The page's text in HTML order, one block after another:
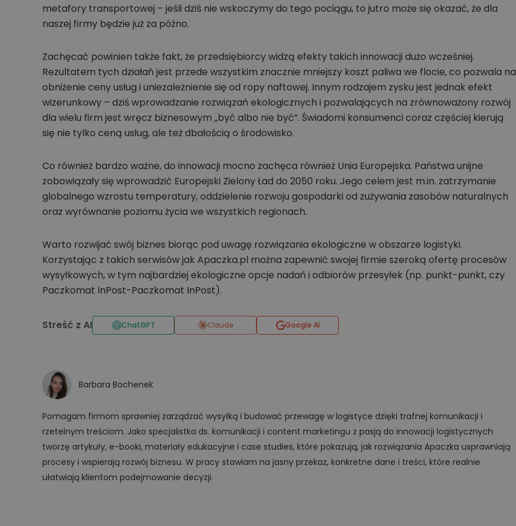
metafory transportowej – jeśli dziś nie wskoczymy do tego pociągu, to jutro może się okazać, że dla
naszej firmy będzie już za późno.
Zachęcać powinien także fakt, że przedsiębiorcy widzą efekty takich innowacji dużo wcześniej.
Rezultatem tych działań jest przede wszystkim znacznie mniejszy koszt paliwa we flocie, co pozwala na
obniżenie ceny usług i uniezależnienie się od ropy naftowej. Innym rodzajem zysku jest jednak efekt
wizerunkowy – dziś wprowadzanie rozwiązań ekologicznych i pozwalających na zrównoważony rozwój
dla wielu firm jest wręcz biznesowym „być albo nie być”. Świadomi konsumenci coraz częściej kierują
się nie tylko ceną usług, ale też dbałością o środowisko.
Co również bardzo ważne, do innowacji mocno zachęca również Unia Europejska. Państwa unijne
zobowiązały się wprowadzić Europejski Zielony Ład do 2050 roku. Jego celem jest m.in. zatrzymanie
globalnego wzrostu temperatury, oddzielenie rozwoju gospodarki od zużywania zasobów naturalnych
oraz wyrównanie poziomu życia we wszystkich regionach.
Warto rozwijać swój biznes biorąc pod uwagę rozwiązania ekologiczne w obszarze logistyki.
Korzystając z takich serwisów jak Apaczka.pl można zapewnić swojej firmie szeroką ofertę procesów
wysyłkowych, w tym najbardziej ekologiczne opcje nadań i odbiorów przesyłek (np. punkt-punkt, czy
Paczkomat InPost-Paczkomat InPost).
Streść z AI ChatGPT Claude Google AI
Barbara Bochenek
Pomagam firmom sprawniej zarządzać wysyłką i budować przewagę w logistyce dzięki trafnej komunikacji i
rzetelnym treściom. Jako specjalistka ds. komunikacji i content marketingu z pasją do innowacji logistycznych
tworzę artykuły, e-booki, materiały edukacyjne i case studies, które pokazują, jak rozwiązania Apaczka usprawniają
procesy i wspierają rozwój biznesu. W pracy stawiam na jasny przekaz, konkretne dane i treści, które realnie
ułatwiają klientom podejmowanie decyzji.